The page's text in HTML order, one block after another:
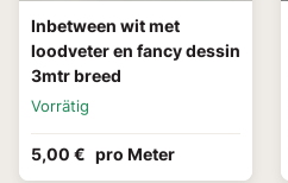
Inbetween wit met
loodveter en fancy dessin
3mtr breed
Vorrätig
5,00 € pro Meter